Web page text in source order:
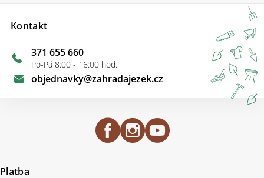
Kontakt
objednavky@zahradajezek.cz
371 655 660
Po-Pá 8:00 - 16:00 hod.
Platba